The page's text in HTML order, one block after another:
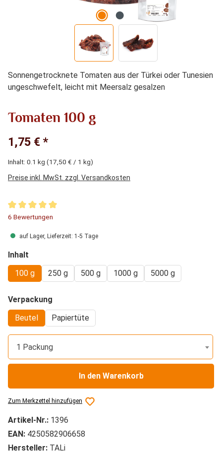
Sonnengetrocknete Tomaten aus der Türkei oder Tunesien
ungeschwefelt, leicht mit Meersalz gesalzen
Tomaten 100 g
1,75 € *
Inhalt: 0.1 kg (17,50 € / 1 kg)
Preise inkl. MwSt. zzgl. Versandkosten
Durchschnittliche Bewertung von 5 von 5 Sternen
6 Bewertungen
auf Lager, Lieferzeit: 1-5 Tage
Inhalt
100 g
250 g 500 g 1000 g 5000 g
Verpackung
Beutel
Papiertüte
1 Packung
In den Warenkorb
Zum Merkzettel hinzufügen
Artikel-Nr.: 1396
EAN: 4250582906658
Hersteller: TALi